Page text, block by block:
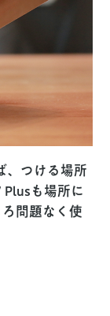
、つける場所
Plusも場所に
問題なく使